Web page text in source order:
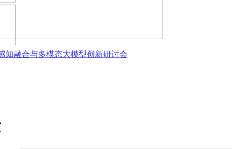
知融合与多模态大模型创新研讨会